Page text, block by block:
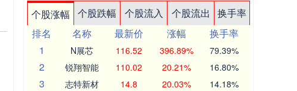
个股涨幅 个股跌幅 个股流入 个股流出
换手率
排名
名称 最新价 涨幅
换手率
1
N展芯 116.52 396.89% 79.39%
2 锐翔智能 110.02 20.21% 16.80%
3 志特新材 14.8 20.03% 14.18%